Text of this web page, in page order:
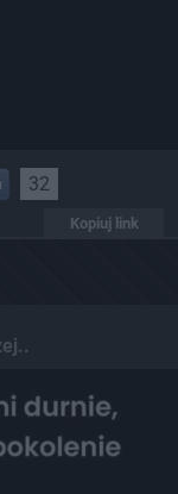
32
Kopiuj link